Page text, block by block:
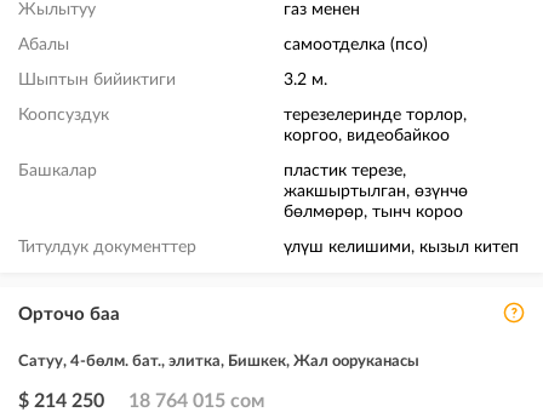
Жылытуу газ менен
Абалы самоотделка (псо)
Шыптын бийиктиги 3.2 м.
Коопсуздук
терезелеринде торлор,
коргоо, видеобайкоо
Башкалар
пластик терезе,
жакшыртылган, өзүнчө
бөлмөрөр, тынч короо
Титулдук документтер үлүш келишими, кызыл китеп
Орточо баа
Сатуу, 4-бөлм. бат., элитка, Бишкек, Жал ооруканасы
$ 214 250 18 764 015 сом